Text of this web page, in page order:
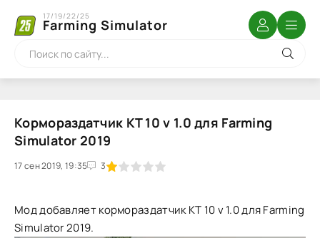
Farming Simulator
17/19/22/25
Кормораздатчик КТ 10 v 1.0 для Farming
Simulator 2019
17 сен 2019, 19:35 3
1 2 3 4 5
Мод добавляет кормораздатчик КТ 10 v 1.0 для Farming
Simulator 2019.